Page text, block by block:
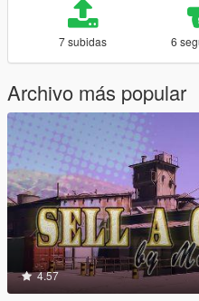
7 subidas 6
Archivo más popular
4.57